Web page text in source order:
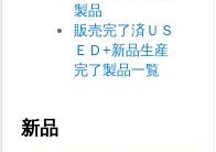
製品
販売完了済ＵＳ
ＥＤ+新品生産
完了製品一覧
新品